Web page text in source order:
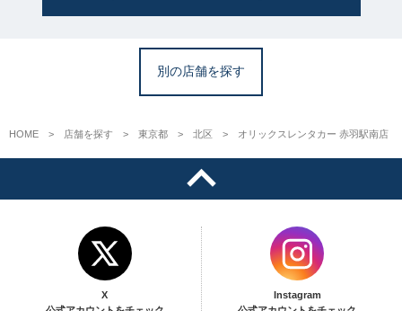
別の店舗を探す
HOME 店舗を探す 東京都 北区 オリックスレンタカー 赤羽駅南店
X
Instagram